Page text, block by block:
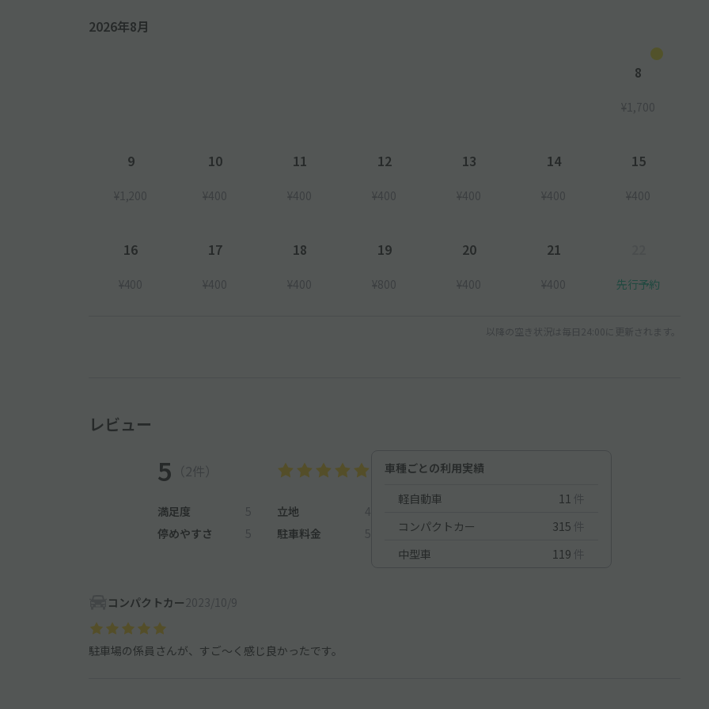
2026年8月
8
¥1,700
9
¥1,200
10
¥400
11
¥400
12
¥400
13
¥400
14
¥400
15
¥400
16
¥400
17
¥400
18
¥400
19
¥800
20
¥400
21
¥400 先行予約
以降の空き状況は毎日24:00に更新されます。
レビュー
5 （2件）
満足度 5 立地
4
停めやすさ
5 駐車料金 5
車種ごとの利用実績
軽自動車
11 件
コンパクトカー
315 件
中型車
119 件
コンパクトカー 2023/10/9
駐車場の係員さんが、すご～く感じ良かったです。